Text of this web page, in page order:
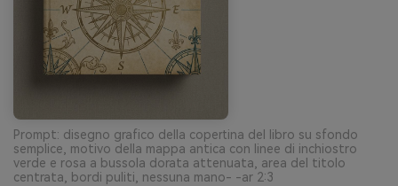
Prompt: disegno grafico della copertina del libro su sfondo
semplice, motivo della mappa antica con linee di inchiostro
verde e rosa a bussola dorata attenuata, area del titolo
centrata, bordi puliti, nessuna mano- -ar 2:3